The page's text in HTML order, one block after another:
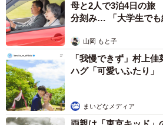
母と2人で3泊4日の旅
分刻み… 「大学生でも
山岡 もと子
「我慢できず」村上
ハグ「可愛いふたり」
まいどなメディア